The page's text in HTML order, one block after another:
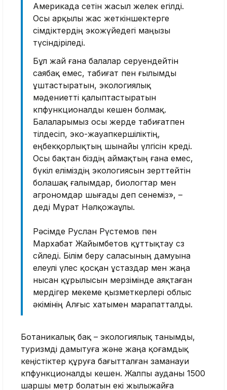
Америкада өсетін жасыл желек егілді.
Осы арқылы жас жеткіншектерге
өсімдіктердің экожүйедегі маңызы
түсіндіріледі.
Бұл жай ғана балалар серуендейтін
саябақ емес, табиғат пен ғылымды
ұштастыратын, экологиялық
мәдениетті қалыптастыратын
көпфункционалды кешен болмақ.
Балаларымыз осы жерде табиғатпен
тілдесіп, эко-жауапкершіліктің,
еңбекқорлықтың шынайы үлгісін көреді.
Осы бақтан біздің аймақтың ғана емес,
бүкіл еліміздің экологиясын зерттейтін
болашақ ғалымдар, биологтар мен
агрономдар шығады деп сенеміз», –
деді Мұрат Нәлқожаұлы.
Рәсімде Руслан Рүстемов пен
Мархабат Жайымбетов құттықтау сөз
сөйледі. Білім беру саласының дамуына
елеулі үлес қосқан ұстаздар мен жаңа
нысан құрылысын мерзімінде аяқтаған
мердігер мекеме қызметкерлері облыс
әкімінің Алғыс хатымен марапатталды.
Ботаникалық бақ – экологиялық танымды,
туризмді дамытуға және жаңа қоғамдық
кеңістіктер құруға бағытталған заманауи
көпфункционалды кешен. Жалпы ауданы 1500
шаршы метр болатын екі жылыжайға